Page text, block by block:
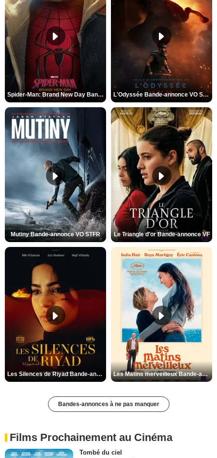
Spider-Man: Brand New Day Bande-annonce VO STFR L'Odyssée Bande-annonce VO STFR
Mutiny Bande-annonce VO STFR Le Triangle d'or Bande-annonce VF
Les Silences de Riyad Bande-annonce VO STFR Les Matins merveilleux Bande-annonce VF
Bandes-annonces à ne pas manquer
Films Prochainement au Cinéma
Tombé du ciel